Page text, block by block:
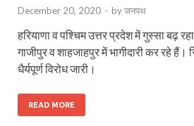
December 20, 2020 - byजनपथ
हरियाणा व पश्चिम उत्तर प्रदेश में गुस्सा बढ़
गाजीपुर व शाहजाहपुर में भागीदारी कर रहे हैं।
धैर्यपूर्ण विरोध जारी।
READ MORE